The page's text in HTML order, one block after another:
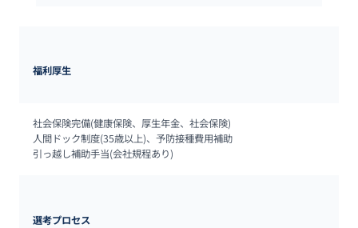
福利厚生
社会保険完備(健康保険、厚生年金、社会保険)
人間ドック制度(35歳以上)、予防接種費用補助
引っ越し補助手当(会社規程あり)
選考プロセス